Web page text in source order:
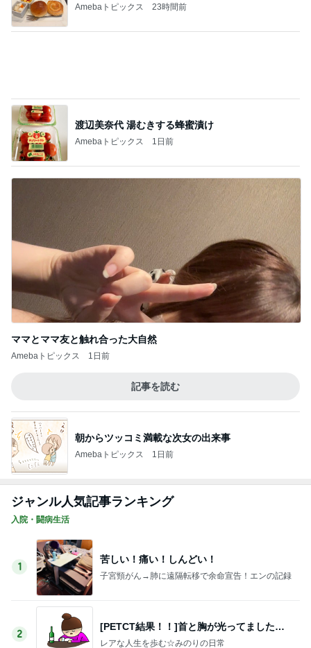
Amebaトピックス 1日前
Amebaトピックス
記事を読む
朝からツッコミ満載な次女の出来事
Amebaトピックス 1日前
1
子宮頸がん→肺に遠隔転移で余命宣告！エンの記録
2
レアな人生を歩む☆みのりの日常
3
エスカレーターの巻き込み事故
不治の病に侵された者の行末